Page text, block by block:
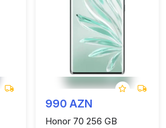
990 AZN
Honor 70 256 GB